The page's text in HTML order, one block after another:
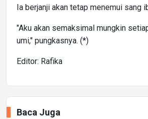
Ia berjanji akan tetap menemui sang
"Aku akan semaksimal mungkin
umi," pungkasnya. (*)
Editor: Rafika
Baca Juga